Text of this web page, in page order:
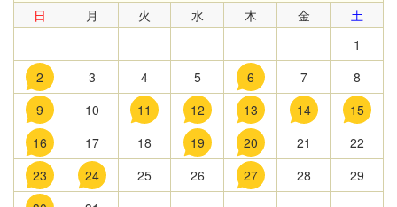
日
月 火 水 木 金
土
1
2
3 4 5 6 7
8
9
10 11 12 13 14
15
16
17 18 19 20 21
22
23
24 25 26 27 28
29